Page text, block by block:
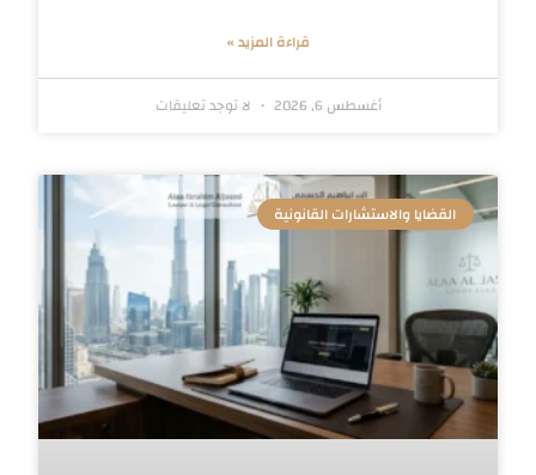
قراءة المزيد »
أغسطس 6, 2026 لا توجد تعليقات
القضايا والاستشارات القانونية